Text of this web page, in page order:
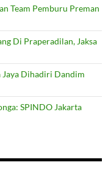
Team Pemburu Preman
Di Praperadilan, Jaksa
Dihadiri Dandim
SPINDO Jakarta